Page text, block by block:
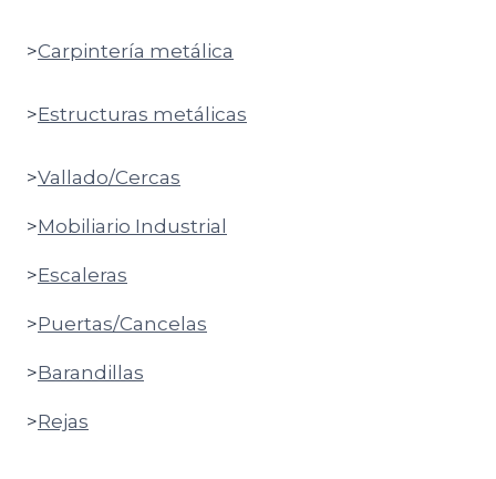
>Carpintería metálica
>Estructuras metálicas
>Vallado/Cercas
>Mobiliario Industrial
>Escaleras
>Puertas/Cancelas
>Barandillas
>Rejas